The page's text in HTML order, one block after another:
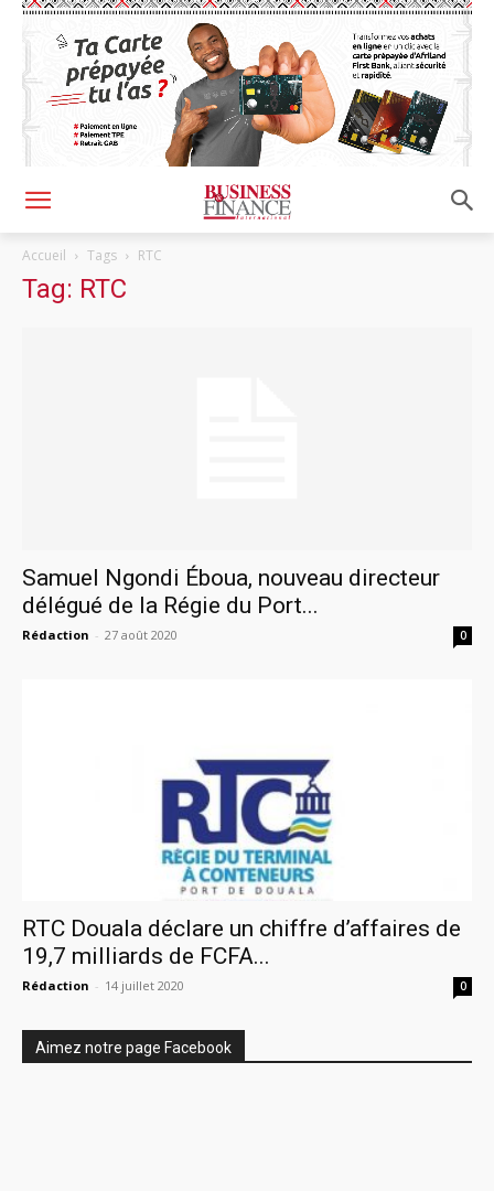
Accueil Tags RTC
Tag: RTC
Samuel Ngondi Éboua, nouveau directeur
délégué de la Régie du Port...
Rédaction - 27 août 2020 0
RTC Douala déclare un chiffre d’affaires de
19,7 milliards de FCFA...
Rédaction - 14 juillet 2020 0
Aimez notre page Facebook